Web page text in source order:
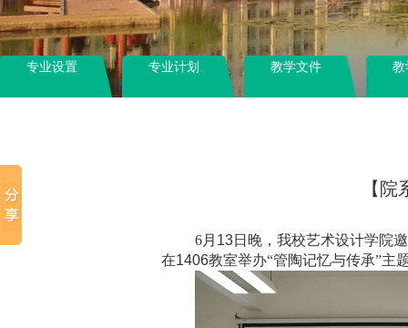
专业设置 专业计划 教学文件 教
【
6月 13日晚，我校艺术设计学院
在1406教室举办“管陶记忆与传承”主